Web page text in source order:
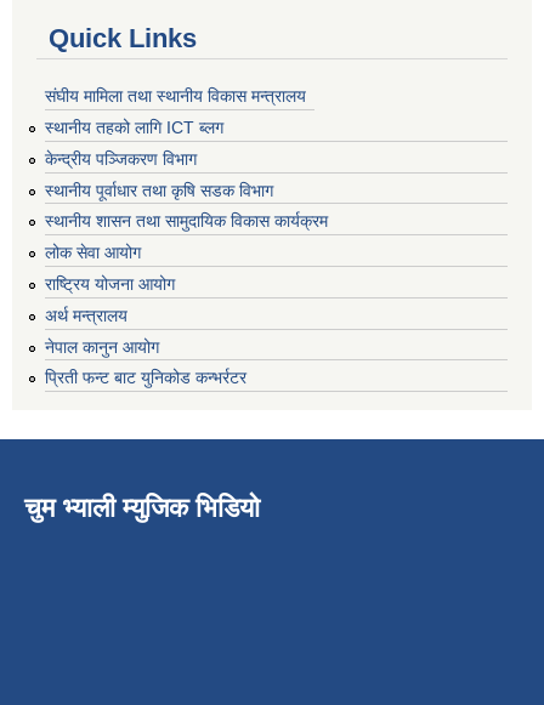
Quick Links
संघीय मामिला तथा स्थानीय विकास मन्त्रालय
स्थानीय तहको लागि ICT ब्लग
केन्द्रीय पञ्जिकरण विभाग
स्थानीय पूर्वाधार तथा कृषि सडक विभाग
स्थानीय शासन तथा सामुदायिक विकास कार्यक्रम
लोक सेवा आयोग
राष्ट्रिय योजना आयोग
अर्थ मन्त्रालय
नेपाल कानुन आयोग
प्रिती फन्ट बाट युनिकोड कन्भर्रटर
चुम भ्याली म्युजिक भिडियो